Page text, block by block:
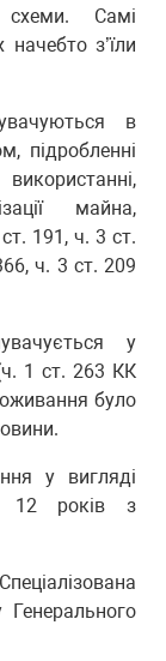
Самі
з’їли
в
підробленні
майна,
191, ч. 3 ст.
ч. 3 ст. 209
у
1 ст. 263 КК
було
у вигляді
12 років з